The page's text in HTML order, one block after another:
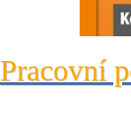
Pracovní